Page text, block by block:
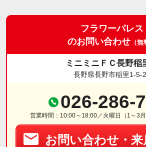
フラワーパレス
のお問い合わせ （無
ミニミニＦＣ長野稲
長野県長野市稲里1-5-
026-286-
営業時間：10:00～18:00／火曜日（1～3月
お問い合わせ・来